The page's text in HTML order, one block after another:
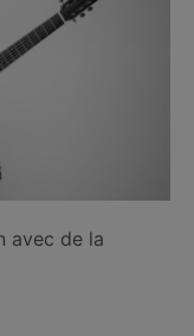
avec de la